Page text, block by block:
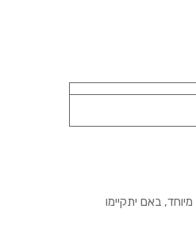
לפי רשימת החגים שלהלן (במגבלת חובת נוכחות 80%), וכן לבחינה במועד מיוחד, באם יתקיימו